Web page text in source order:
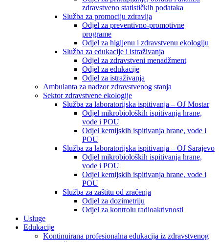
zdravstveno statističkih podataka
Služba za promociju zdravlja
Odjel za preventivno-promotivne
programe
Odjel za higijenu i zdravstvenu ekologiju
Služba za edukacije i istraživanja
Odjel za zdravstveni menadžment
Odjel za edukacije
Odjel za istraživanja
Ambulanta za nadzor zdravstvenog stanja
Sektor zdravstvene ekologije
Služba za laboratorijska ispitivanja – OJ Mostar
Odjel mikrobioloških ispitivanja hrane,
vode i POU
Odjel kemijskih ispitivanja hrane, vode i
POU
Služba za laboratorijska ispitivanja – OJ Sarajevo
Odjel mikrobioloških ispitivanja hrane,
vode i POU
Odjel kemijskih ispitivanja hrane, vode i
POU
Služba za zaštitu od zračenja
Odjel za dozimetriju
Odjel za kontrolu radioaktivnosti
Usluge
Edukacije
Kontinuirana profesionalna edukacija iz zdravstvenog